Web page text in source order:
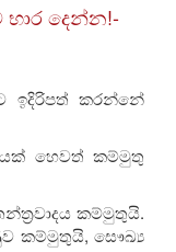
දෙන්න!-
ඉදිරිපත් කරන්නේ
හෙවත් කම්මුතු
කම්මුතුයි.
කම්මුතුයි, සෞඛ්‍ය